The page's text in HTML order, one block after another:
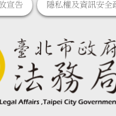
宣告 隱私權及資訊安全